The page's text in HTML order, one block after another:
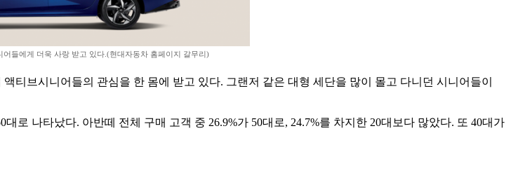
들에게 더욱 사랑 받고 있다.(현대자동차 홈페이지 갈무리)
티브시니어들의 관심을 한 몸에 받고 있다. 그랜저 같은 대형 세단을 많이 몰고 다니던 시니어들이
로 나타났다. 아반떼 전체 구매 고객 중 26.9%가 50대로, 24.7%를 차지한 20대보다 많았다. 또 40대가